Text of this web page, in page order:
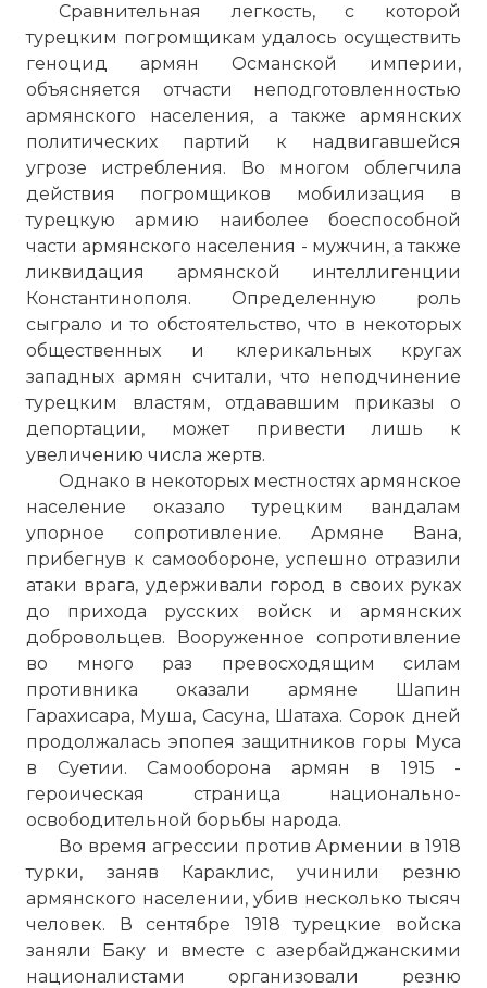
Сравнительная легкость, с которой
турецким погромщикам удалось осуществить
геноцид армян Османской империи,
объясняется отчасти неподготовленностью
армянского населения, а также армянских
политических партий к надвигавшейся
угрозе истребления. Во многом облегчила
действия погромщиков мобилизация в
турецкую армию наиболее боеспособной
части армянского населения - мужчин, а также
ликвидация армянской интеллигенции
Константинополя. Определенную роль
сыграло и то обстоятельство, что в некоторых
общественных и клерикальных кругах
западных армян считали, что неподчинение
турецким властям, отдававшим приказы о
депортации, может привести лишь к
увеличению числа жертв.
Однако в некоторых местностях армянское
население оказало турецким вандалам
упорное сопротивление. Армяне Вана,
прибегнув к самообороне, успешно отразили
атаки врага, удерживали город в своих руках
до прихода русских войск и армянских
добровольцев. Вооруженное сопротивление
во много раз превосходящим силам
противника оказали армяне Шапин
Гарахисара, Муша, Сасуна, Шатаха. Сорок дней
продолжалась эпопея защитников горы Муса
в Суетии. Самооборона армян в 1915 -
героическая страница национально-
освободительной борьбы народа.
Во время агрессии против Армении в 1918
турки, заняв Караклис, учинили резню
армянского населении, убив несколько тысяч
человек. В сентябре 1918 турецкие войска
заняли Баку и вместе с азербайджанскими
националистами организовали резню